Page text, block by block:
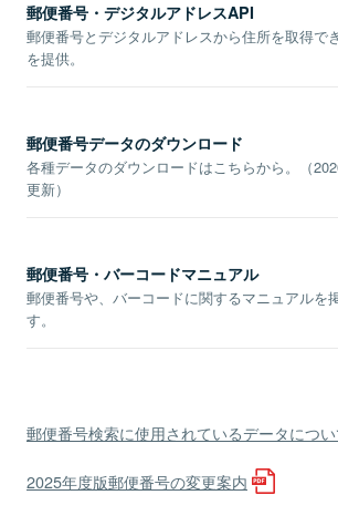
郵便番号・デジタルアドレスAPI
郵便番号とデジタルアドレスから住所を取得で
を提供。
郵便番号データのダウンロード
各種データのダウンロードはこちらから。（
更新）
郵便番号・バーコードマニュアル
郵便番号や、バーコードに関するマニュアルを
す。
郵便番号検索に使用されているデータについ
2025年度版郵便番号の変更案内